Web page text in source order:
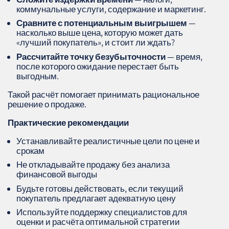
коммунальные услуги, содержание и маркетинг.
Сравните с потенциальным выигрышем—
насколько выше цена, которую может дать
«лучший покупатель», и стоит ли ждать?
Рассчитайте точку безубыточности— время,
после которого ожидание перестает быть
выгодным.
Такой расчёт помогает принимать рациональное
решение о продаже.
Практические рекомендации
Устанавливайте реалистичные цели по цене и
срокам
Не откладывайте продажу без анализа
финансовой выгоды
Будьте готовы действовать, если текущий
покупатель предлагает адекватную цену
Используйте поддержку специалистов для
оценки и расчёта оптимальной стратегии